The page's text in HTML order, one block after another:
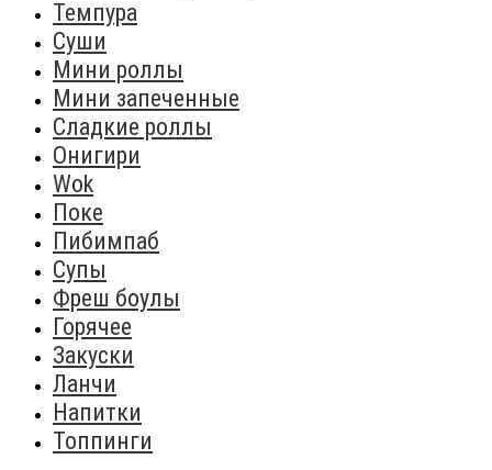
Темпура
Суши
Мини роллы
Мини запеченные
Сладкие роллы
Онигири
Wok
Поке
Пибимпаб
Супы
Фреш боулы
Горячее
Закуски
Ланчи
Напитки
Топпинги